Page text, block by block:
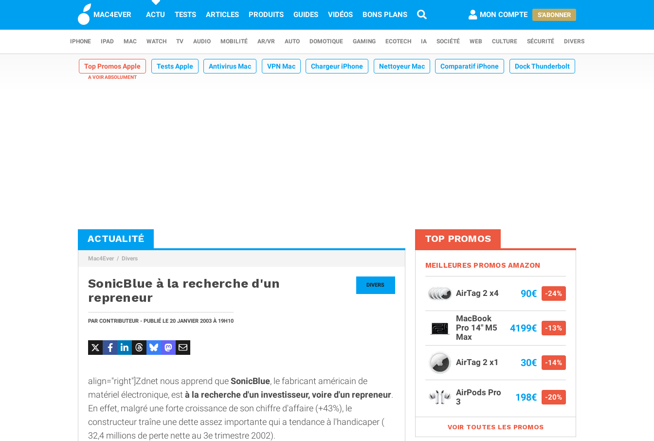
MAC4EVER ACTU TESTS ARTICLES PRODUITS GUIDES VIDÉOS BONS PLANS MON COMPTE S'ABONNER
IPHONE IPAD MAC WATCH TV AUDIO MOBILITÉ AR/VR AUTO DOMOTIQUE GAMING ECOTECH IA SOCIÉTÉ WEB CULTURE SÉCURITÉ DIVERS
Top Promos Apple Tests Apple Antivirus Mac VPN Mac Chargeur iPhone Nettoyeur Mac Comparatif iPhone Dock Thunderbolt
ACTUALITÉ
Mac4Ever Divers
DIVERS
SonicBlue à la recherche d'un
repreneur
PAR CONTRIBUTEUR - PUBLIÉ LE 20 JANVIER 2003 À 19H10
align="right"]Zdnet nous apprend queSonicBlue, le fabricant américain de
matériel électronique, est à la recherche d'un investisseur, voire d'un repreneur.
En effet, malgré une forte croissance de son chiffre d'affaire (+43%), le
constructeur traîne une dette assez importante qui a tendance à l'handicaper (
32,4 millions de perte nette au 3e trimestre 2002).
TOP PROMOS
MEILLEURES PROMOS AMAZON
AirTag 2 x4 90€ -24%
MacBook
Pro 14" M5
Max
4199€ -13%
AirTag 2 x1 30€ -14%
AirPods Pro
3
198€ -20%
VOIR TOUTES LES PROMOS